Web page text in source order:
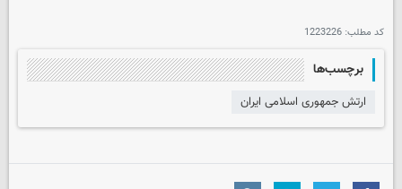
کد مطلب: 1223226
برچسب‌ها
ارتش جمهوری اسلامی ایران